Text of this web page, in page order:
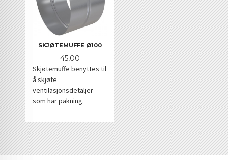
SKJØTEMUFFE Ø100
Pris
45,00
Skjøtemuffe benyttes til
å skjøte
ventilasjonsdetaljer
som har pakning.